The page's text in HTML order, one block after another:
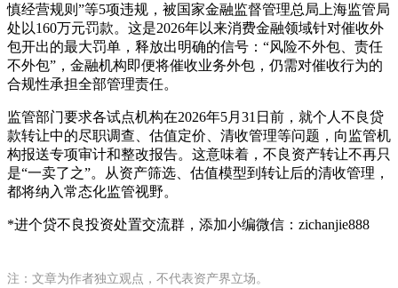
慎经营规则”等5项违规，被国家金融监督管理总局上海监管局
处以160万元罚款。这是2026年以来消费金融领域针对催收外
包开出的最大罚单，释放出明确的信号：“风险不外包、责任
不外包”，金融机构即便将催收业务外包，仍需对催收行为的
合规性承担全部管理责任。
监管部门要求各试点机构在2026年5月31日前，就个人不良贷
款转让中的尽职调查、估值定价、清收管理等问题，向监管机
构报送专项审计和整改报告。这意味着，不良资产转让不再只
是“一卖了之”。从资产筛选、估值模型到转让后的清收管理，
都将纳入常态化监管视野。
*进个贷不良投资处置交流群，添加小编微信：zichanjie888
注：文章为作者独立观点，不代表资产界立场。